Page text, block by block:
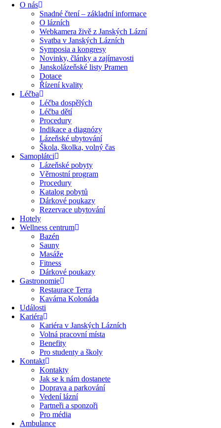
O nás
Snadné čtení – základní informace
O lázních
Webkamera živě z Janských Lázní
Svatba v Janských Lázních
Symposia a kongresy
Novinky, články a zajímavosti
Janskolázeňské listy Pramen
Dotace
Řízení kvality
Léčba
Léčba dospělých
Léčba dětí
Procedury
Indikace a diagnózy
Lázeňské ubytování
Škola, školka, volný čas
Samoplátci
Lázeňské pobyty
Věrnostní program
Procedury
Katalog pobytů
Dárkové poukazy​
Rezervace ubytování
Hotely
Wellness centrum
Bazén
Sauny
Masáže
Fitness
Dárkové poukazy​
Gastronomie
Restaurace Terra
Kavárna Kolonáda
Události
Kariéra
Kariéra v Janských Lázních
Volná pracovní místa
Benefity
Pro studenty a školy
Kontakt
Kontakty
Jak se k nám dostanete
Doprava a parkování
Vedení lázní
Partneři a sponzoři
Pro média
Ambulance